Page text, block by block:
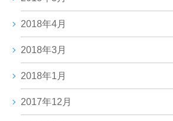
2018年4月
2018年3月
2018年1月
2017年12月